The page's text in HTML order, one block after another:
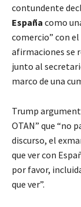
contundente
España como
comercio” con
afirmaciones se
junto al
marco de una
Trump
OTAN” que “no
discurso, el
que ver con
por favor,
que ver”.